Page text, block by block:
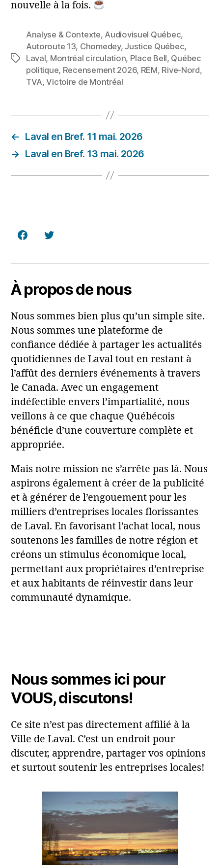
nouvelle à la fois.
Étiquettes
Analyse & Contexte, Audiovisuel Québec,
Autoroute 13, Chomedey,Justice Québec,
Laval, Montréal circulation, Place Bell, Québec
politique, Recensement 2026, REM, Rive‑Nord,
TVA,Victoire de Montréal
← Laval en Bref. 11 mai. 2026
→ Laval en Bref. 13 mai. 2026
FacebookTwitter
À propos de nous
Nous sommes bien plus qu’un simple site.
Nous sommes une plateforme de
confiance dédiée à partager les actualités
quotidiennes de Laval tout en restant à
l’affût des derniers événements à travers
le Canada. Avec un engagement
indéfectible envers l’impartialité, nous
veillons à ce que chaque Québécois
bénéficie d’une couverture complète et
appropriée.
Mais notre mission ne s’arrête pas là. Nous
aspirons également à créer de la publicité
et à générer de l’engouement pour les
milliers d’entreprises locales florissantes
de Laval. En favorisant l’achat local, nous
soutenons les familles de notre région et
créons un stimulus économique local,
permettant aux propriétaires d’entreprise
et aux habitants de réinvestir dans leur
communauté dynamique.
Nous sommes ici pour
VOUS, discutons!
Ce site n’est pas directement affilié à la
Ville de Laval. C’est un endroit pour
discuter, apprendre, partager vos opinions
et surtout soutenir les entreprises locales!